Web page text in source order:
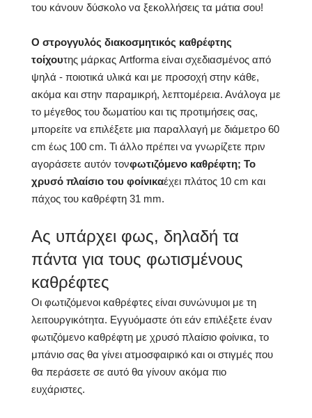
του κάνουν δύσκολο να ξεκολλήσεις τα μάτια σου!
Ο στρογγυλός διακοσμητικός καθρέφτης
τοίχουτης μάρκας Artforma είναι σχεδιασμένος από
ψηλά - ποιοτικά υλικά και με προσοχή στην κάθε,
ακόμα και στην παραμικρή, λεπτομέρεια. Ανάλογα με
το μέγεθος του δωματίου και τις προτιμήσεις σας,
μπορείτε να επιλέξετε μια παραλλαγή με διάμετρο 60
cm έως 100 cm. Τι άλλο πρέπει να γνωρίζετε πριν
αγοράσετε αυτόν τονφωτιζόμενο καθρέφτη; Το
χρυσό πλαίσιο του φοίνικαέχει πλάτος 10 cm και
πάχος του καθρέφτη 31 mm.
Ας υπάρχει φως, δηλαδή τα
πάντα για τους φωτισμένους
καθρέφτες
Οι φωτιζόμενοι καθρέφτες είναι συνώνυμοι με τη
λειτουργικότητα. Εγγυόμαστε ότι εάν επιλέξετε έναν
φωτιζόμενο καθρέφτη με χρυσό πλαίσιο φοίνικα, το
μπάνιο σας θα γίνει ατμοσφαιρικό και οι στιγμές που
θα περάσετε σε αυτό θα γίνουν ακόμα πιο
ευχάριστες.